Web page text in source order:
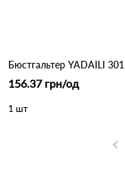
156.37 грн/од
1 шт